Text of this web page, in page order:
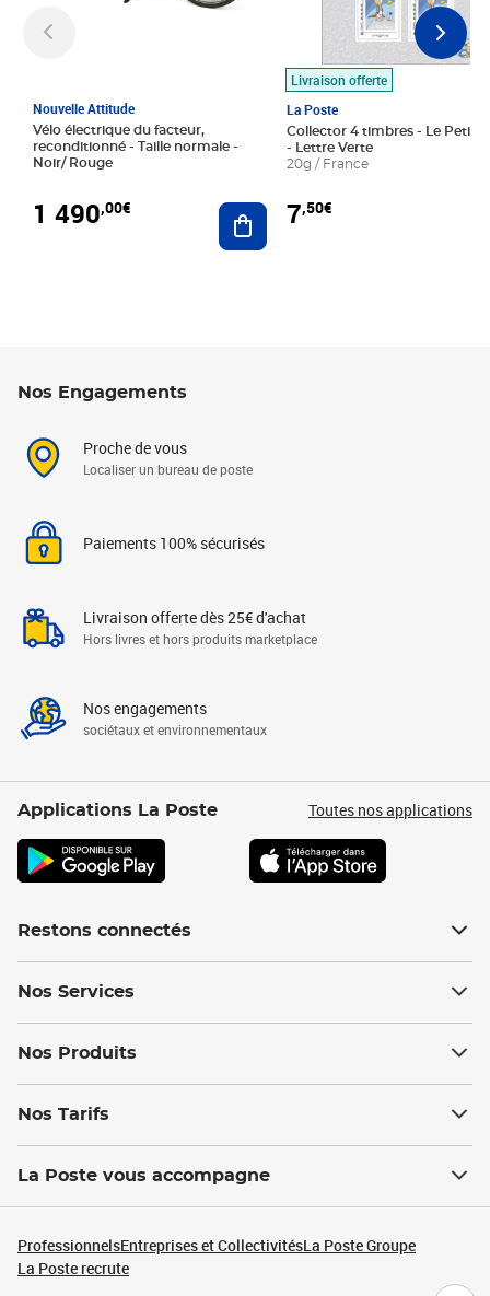
Nouvelle Attitude
Vélo électrique du facteur,
reconditionné - Taille normale -
Noir/ Rouge
1 490,00€ Ajouter au panier
Livraison offerte
La Poste
Collector 4 timbres - Le Petit
- Lettre Verte
20g / France
7,50€
Nos Engagements
Proche de vous
Localiser un bureau de poste
Paiements 100% sécurisés
Livraison offerte dès 25€ d'achat
Hors livres et hors produits marketplace
Nos engagements
sociétaux et environnementaux
Applications La Poste Toutes nos applications
Restons connectés
Nos Services
Nos Produits
Nos Tarifs
La Poste vous accompagne
ProfessionnelsEntreprises et CollectivitésLa Poste Groupe
La Poste recrute